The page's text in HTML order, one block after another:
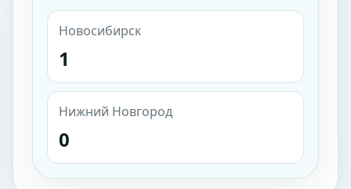
Новосибирск
1
Нижний Новгород
0